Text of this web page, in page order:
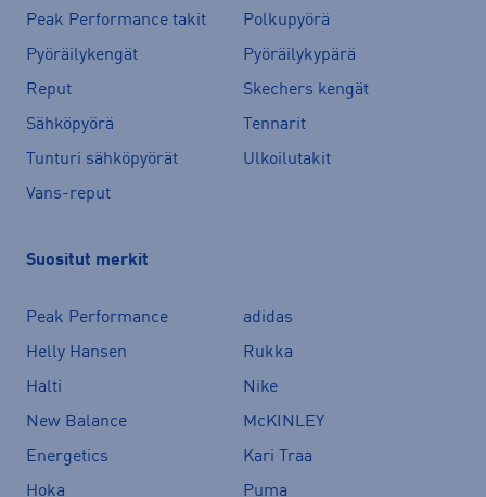
Peak Performance takit
Polkupyörä
Pyöräilykengät
Pyöräilykypärä
Reput
Skechers kengät
Sähköpyörä
Tennarit
Tunturi sähköpyörät
Ulkoilutakit
Vans-reput
Suositut merkit
Peak Performance
adidas
Helly Hansen
Rukka
Halti
Nike
New Balance
McKINLEY
Energetics
Kari Traa
Hoka
Puma